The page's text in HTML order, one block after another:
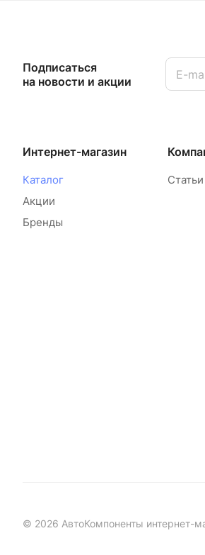
Подписаться
на новости и акции
Интернет-магазин
Каталог
Акции
Бренды
Статьи
© 2026 АвтоКомпоненты интернет-